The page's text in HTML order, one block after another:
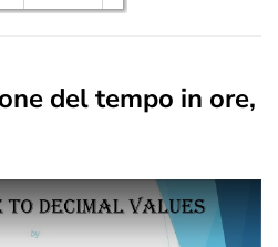
del tempo in ore,